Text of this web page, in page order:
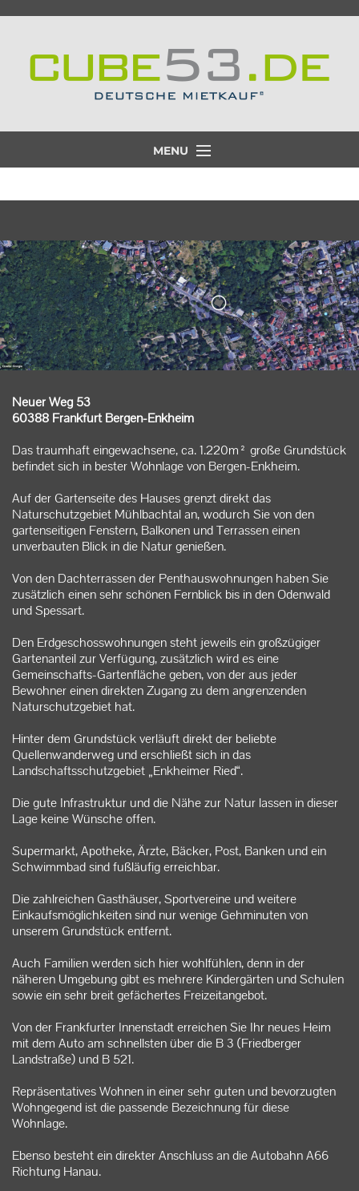
MENU
Ausstattung
Partner
Aktuelle Projekte
Galerie
Kontakt
Neuer Weg 53
60388 Frankfurt Bergen-Enkheim
Das traumhaft eingewachsene, ca. 1.220m² große Grundstück
befindet sich in bester Wohnlage von Bergen-Enkheim.
Auf der Gartenseite des Hauses grenzt direkt das
Naturschutzgebiet Mühlbachtal an, wodurch Sie von den
gartenseitigen Fenstern, Balkonen und Terrassen einen
unverbauten Blick in die Natur genießen.
Von den Dachterrassen der Penthauswohnungen haben Sie
zusätzlich einen sehr schönen Fernblick bis in den Odenwald
und Spessart.
Den Erdgeschosswohnungen steht jeweils ein großzügiger
Gartenanteil zur Verfügung, zusätzlich wird es eine
Gemeinschafts-Gartenfläche geben, von der aus jeder
Bewohner einen direkten Zugang zu dem angrenzenden
Naturschutzgebiet hat.
Hinter dem Grundstück verläuft direkt der beliebte
Quellenwanderweg und erschließt sich in das
Landschaftsschutzgebiet „Enkheimer Ried“.
Die gute Infrastruktur und die Nähe zur Natur lassen in dieser
Lage keine Wünsche offen.
Supermarkt, Apotheke, Ärzte, Bäcker, Post, Banken und ein
Schwimmbad sind fußläufig erreichbar.
Die zahlreichen Gasthäuser, Sportvereine und weitere
Einkaufsmöglichkeiten sind nur wenige Gehminuten von
unserem Grundstück entfernt.
Auch Familien werden sich hier wohlfühlen, denn in der
näheren Umgebung gibt es mehrere Kindergärten und Schulen
sowie ein sehr breit gefächertes Freizeitangebot.
Von der Frankfurter Innenstadt erreichen Sie Ihr neues Heim
mit dem Auto am schnellsten über die B 3 (Friedberger
Landstraße) und B 521.
Repräsentatives Wohnen in einer sehr guten und bevorzugten
Wohngegend ist die passende Bezeichnung für diese
Wohnlage.
Ebenso besteht ein direkter Anschluss an die Autobahn A66
Richtung Hanau.